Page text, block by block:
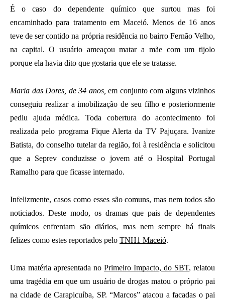
É o caso do dependente químico que surtou mas foi
encaminhado para tratamento em Maceió. Menos de 16 anos
teve de ser contido na própria residência no bairro Fernão Velho,
na capital. O usuário ameaçou matar a mãe com um tijolo
porque ela havia dito que gostaria que ele se tratasse.
Maria das Dores, de 34 anos, em conjunto com alguns vizinhos
conseguiu realizar a imobilização de seu filho e posteriormente
pediu ajuda médica. Toda cobertura do acontecimento foi
realizada pelo programa Fique Alerta da TV Pajuçara. Ivanize
Batista, do conselho tutelar da região, foi à residência e solicitou
que a Seprev conduzisse o jovem até o Hospital Portugal
Ramalho para que ficasse internado.
Infelizmente, casos como esses são comuns, mas nem todos são
noticiados. Deste modo, os dramas que pais de dependentes
químicos enfrentam são diários, mas nem sempre há finais
felizes como estes reportados pelo TNH1 Maceió.
Uma matéria apresentada no Primeiro Impacto, do SBT, relatou
uma tragédia em que um usuário de drogas matou o próprio pai
na cidade de Carapicuíba, SP. “Marcos” atacou a facadas o pai